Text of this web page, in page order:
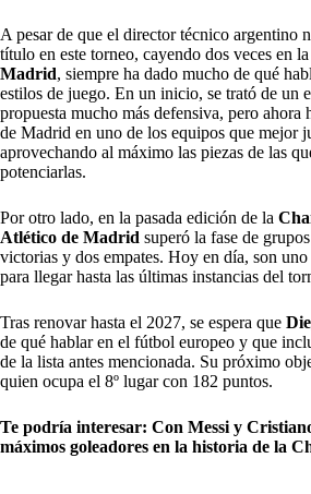
A pesar de que el director técnico argentino
título en este torneo, cayendo dos veces en
Madrid, siempre ha dado mucho de qué
estilos de juego. En un inicio, se trató de un
propuesta mucho más defensiva, pero
de Madrid en uno de los equipos que mejor
aprovechando al máximo las piezas de las
potenciarlas.
Por otro lado, en la pasada edición de la
Atlético de Madrid superó la fase de
victorias y dos empates. Hoy en día, son
para llegar hasta las últimas instancias del
Tras renovar hasta el 2027, se espera que
de qué hablar en el fútbol europeo y que
de la lista antes mencionada. Su próximo
quien ocupa el 8º lugar con 182 puntos.
Te podría interesar: Con Messi y
máximos goleadores en la historia de la